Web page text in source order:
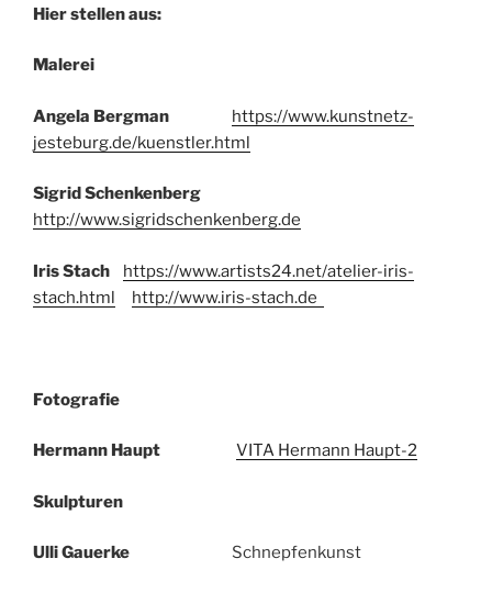
Hier stellen aus:
Malerei
Angela Bergman
https://www.kunstnetz-
jesteburg.de/kuenstler.html
Sigrid Schenkenberg
http://www.sigridschenkenberg.de
Iris Stach https://www.artists24.net/atelier-iris-
stach.html
http://www.iris-stach.de
Fotografie
Hermann Haupt VITA Hermann Haupt-2
Skulpturen
Ulli Gauerke Schnepfenkunst